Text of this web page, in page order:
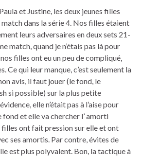
et Justine, les deux jeunes filles
dans la série 4. Nos filles étaient
leurs adversaires en deux sets 21-
match, quand je n’étais pas là pour
filles ont eu un peu de compliqué,
Ce qui leur manque, c’est seulement la
avis, il faut jouer (le fond, le
si possible) sur la plus petite
elle n’était pas à l’aise pour
fond et elle va chercher l’ amorti
filles ont fait pression sur elle et ont
ses amortis. Par contre, évites de
est plus polyvalent. Bon, la tactique à